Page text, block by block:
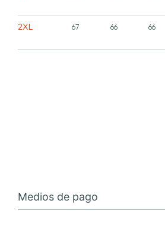
2XL 67 66 66
Medios de pago